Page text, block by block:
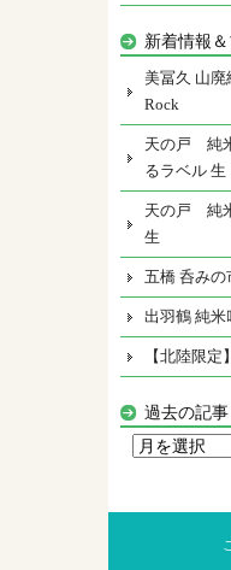
新着情報
美冨久 山廃
Rock
天の戸 純
るラベル 生
天の戸 純
生
五橋 呑みの
出羽鶴 純米
【北陸限
過去の記事